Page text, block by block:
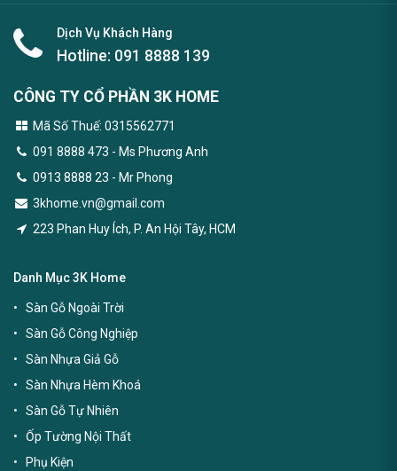
Dịch Vụ Khách Hàng
Hotline: 091 8888 139
CÔNG TY CỔ PHẦN 3K HOME
Mã Số Thuế: 0315562771
091 8888 473 - Ms Phương Anh
0913 8888 23 - Mr Phong
3khome.vn@gmail.com
223 Phan Huy Ích, P. An Hội Tây, HCM
Danh Mục 3K Home
Sàn Gỗ Ngoài Trời
Sàn Gỗ Công Nghiệp
Sàn Nhựa Giả Gỗ
Sàn Nhựa Hèm Khoá
Sàn Gỗ Tự Nhiên
Ốp Tường Nội Thất
Phụ Kiện